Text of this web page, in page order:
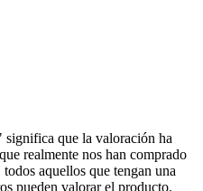
que la valoración ha
realmente nos han comprado
aquellos que tengan una
pueden valorar el producto.